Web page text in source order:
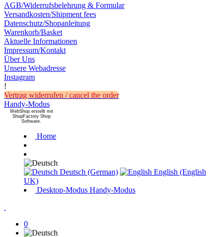
AGB/Widerrufsbelehrung & Formular
Versandkosten/Shipment fees
Datenschutz/Shopanleitung
Warenkorb/Basket
Aktuelle Informationen
Impressum/Kontakt
Über Uns
Unsere Webadresse
Instagram
!
Vertrag widerrufen / cancel the order
Handy-Modus
WebShop erstellt mit
ShopFactory Shop
Software.
Home
Deutsch (German)
English (English
UK)
Desktop-Modus Handy-Modus
0